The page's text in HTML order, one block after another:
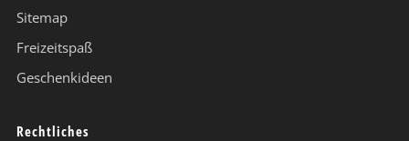
Sitemap
Freizeitspaß
Geschenkideen
Rechtliches